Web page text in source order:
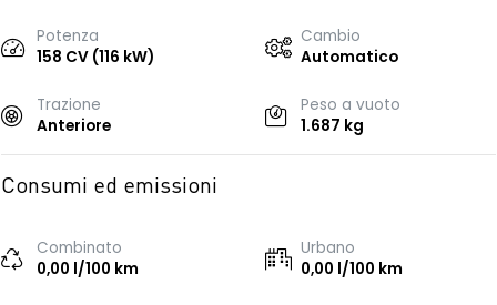
Potenza
158 CV (116 kW)
Cambio
Automatico
Trazione
Anteriore
Peso a vuoto
1.687 kg
Consumi ed emissioni
Combinato
0,00 l/100 km
Urbano
0,00 l/100 km